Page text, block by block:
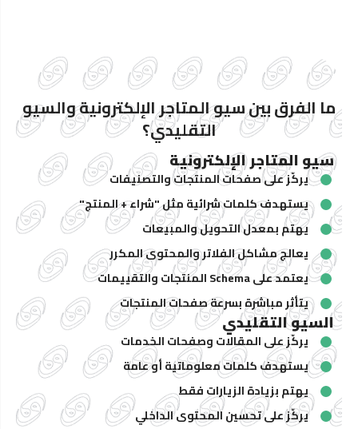
ما الفرق بين سيو المتاجر الإلكترونية والسيو
التقليدي؟
سيو المتاجر الإلكترونية
يركّز على صفحات المنتجات والتصنيفات
يستهدف كلمات شرائية مثل "شراء + المنتج"
يهتم بمعدل التحويل والمبيعات
يعالج مشاكل الفلاتر والمحتوى المكرر
يعتمد على Schema المنتجات والتقييمات
يتأثر مباشرة بسرعة صفحات المنتجات
السيو التقليدي
يركّز على المقالات وصفحات الخدمات
يستهدف كلمات معلوماتية أو عامة
يهتم بزيادة الزيارات فقط
يركّز على تحسين المحتوى الداخلي